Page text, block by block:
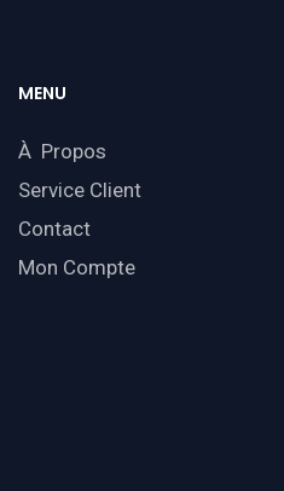
MENU
À Propos
Service Client
Contact
Mon Compte